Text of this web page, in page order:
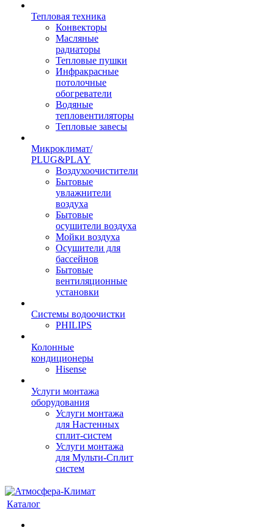
Тепловая техника
Конвекторы
Масляные
радиаторы
Тепловые пушки
Инфракрасные
потолочные
обогреватели
Водяные
тепловентиляторы
Тепловые завесы
Микроклимат/
PLUG&PLAY
Воздухоочистители
Бытовые
увлажнители
воздуха
Бытовые
осушители воздуха
Мойки воздуха
Осушители для
бассейнов
Бытовые
вентиляционные
установки
Системы водоочистки
PHILIPS
Колонные
кондиционеры
Hisense
Услуги монтажа
оборудования
Услуги монтажа
для Настенных
сплит-систем
Услуги монтажа
для Мульти-Сплит
систем
Каталог